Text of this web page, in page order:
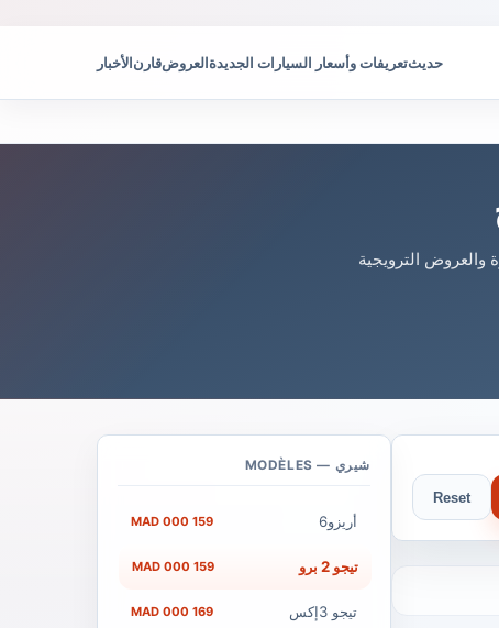
حديثتعريفات وأسعار السيارات الجديدةالعروضقارنالأخبار
والعروض الترويجية
Reset
شيري — MODÈLES
أريزو6 159 000 MAD
تيجو 2 برو 159 000 MAD
تيجو 3إكس 169 000 MAD